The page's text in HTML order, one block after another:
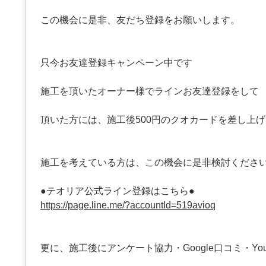
この機会に是非、友だち登録をお願いします。
只今お友達登録キャンペーン中です
施工を頂いたオーナー様でラインお友達登録をして
頂いた方には、施工後500円のクオカードを差し上
施工を考えている方は、この機会に是非検討くださ
●テオリア公式ライン登録はこちら●
https://page.line.me/?accountId=519avioq
更に、施工後にアンケート協力・Google口コミ・